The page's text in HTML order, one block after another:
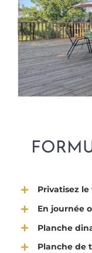
Privatisez
En journée
Planche
Planche de